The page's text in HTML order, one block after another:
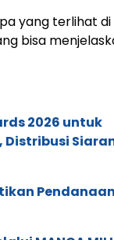
yang terlihat di
bisa
2026 untuk